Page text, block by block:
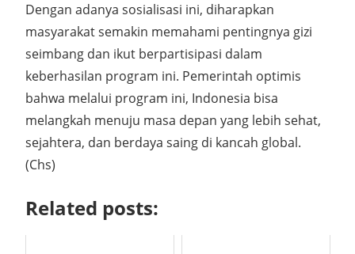
Dengan adanya sosialisasi ini, diharapkan
masyarakat semakin memahami pentingnya gizi
seimbang dan ikut berpartisipasi dalam
keberhasilan program ini. Pemerintah optimis
bahwa melalui program ini, Indonesia bisa
melangkah menuju masa depan yang lebih sehat,
sejahtera, dan berdaya saing di kancah global.
(Chs)
Related posts: